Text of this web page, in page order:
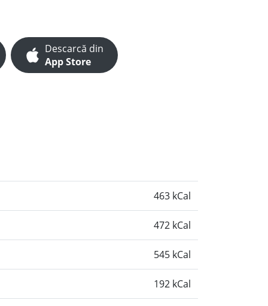
Descarcă din
App Store
463 kCal
472 kCal
545 kCal
192 kCal